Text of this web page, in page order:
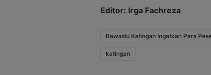
Editor: Irga Fachreza
Bawaslu Katingan Ingatkan Para
katingan